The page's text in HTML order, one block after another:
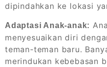
dipindahkan ke lokasi
Adaptasi Anak-anak:
menyesuaikan diri
teman-teman baru.
merindukan kebebasan